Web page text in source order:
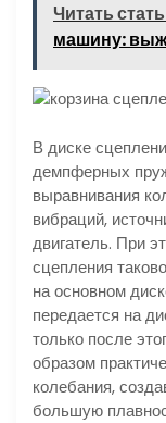
Читать
машину:
В диске
демпферных
выравнивания
вибраций,
двигатель. При
сцепления
на основном
передается на
только после
образом
колебания,
большую